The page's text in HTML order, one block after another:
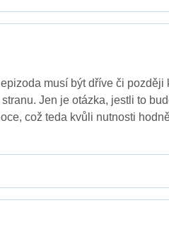
musí být dříve či později
Jen je otázka, jestli to
což teda kvůli nutnosti